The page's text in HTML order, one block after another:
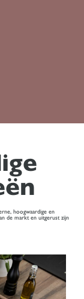
hoogwaardige en
de markt en uitgerust zijn